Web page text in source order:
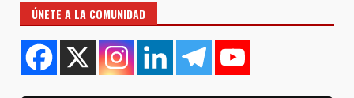
ÚNETE A LA COMUNIDAD